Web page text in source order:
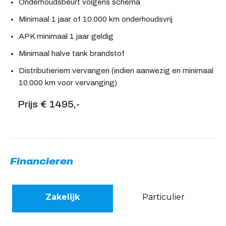
Onderhoudsbeurt volgens schema
Minimaal 1 jaar of 10.000 km onderhoudsvrij
APK minimaal 1 jaar geldig
Minimaal halve tank brandstof
Distributieriem vervangen (indien aanwezig en minimaal
10.000 km voor vervanging)
Prijs € 1495,-
Financieren